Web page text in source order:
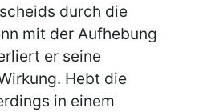
durch die
mit der Aufhebung
er seine
Hebt die
in einem